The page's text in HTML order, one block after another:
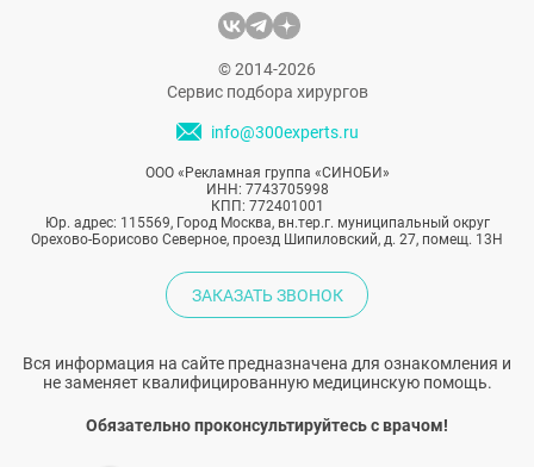
© 2014-2026
Сервис подбора хирургов
info@300experts.ru
ООО «Рекламная группа «СИНОБИ»
ИНН: 7743705998
КПП: 772401001
Юр. адрес: 115569, Город Москва, вн.тер.г. муниципальный округ
Орехово-Борисово Северное, проезд Шипиловский, д. 27, помещ. 13Н
ЗАКАЗАТЬ ЗВОНОК
Вся информация на сайте предназначена для ознакомления и
не заменяет квалифицированную медицинскую помощь.
Обязательно проконсультируйтесь с врачом!